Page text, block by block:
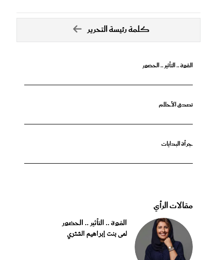
كلمة رئيسة التحرير
القوة .. التأثير .. الحضور
تصدق الأحلام
جرأة البدايات
مقالات الرأي
القوة .. التأثير .. الحضور
لمى بنت إبراهيم الشثري